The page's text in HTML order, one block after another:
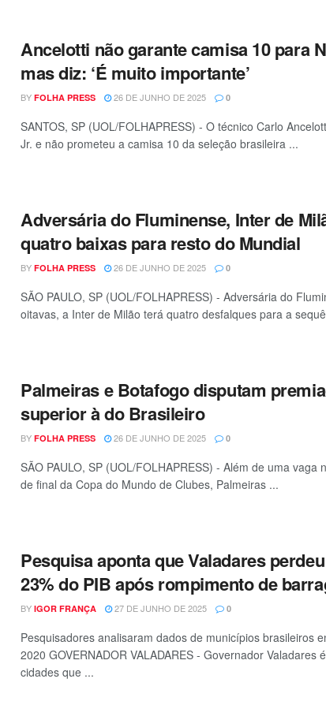
Ancelotti não garante camisa 10 para
mas diz: ‘É muito importante’
BY FOLHA PRESS 26 DE JUNHO DE 2025 0
SANTOS, SP (UOL/FOLHAPRESS) - O técnico Carlo
Jr. e não prometeu a camisa 10 da seleção brasileira ...
Adversária do Fluminense, Inter de
quatro baixas para resto do Mundial
BY FOLHA PRESS 26 DE JUNHO DE 2025 0
SÃO PAULO, SP (UOL/FOLHAPRESS) - Adversária do
oitavas, a Inter de Milão terá quatro desfalques para a
Palmeiras e Botafogo disputam
superior à do Brasileiro
BY FOLHA PRESS 26 DE JUNHO DE 2025 0
SÃO PAULO, SP (UOL/FOLHAPRESS) - Além de uma vaga
de final da Copa do Mundo de Clubes, Palmeiras ...
Pesquisa aponta que Valadares
23% do PIB após rompimento de
BY IGOR FRANÇA 27 DE JUNHO DE 2025 0
Pesquisadores analisaram dados de municípios brasileiros
2020 GOVERNADOR VALADARES - Governador Valadares
cidades que ...